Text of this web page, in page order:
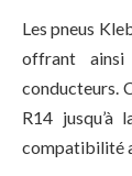
Les pneus
offrant
conducteurs.
R14
compatibilité